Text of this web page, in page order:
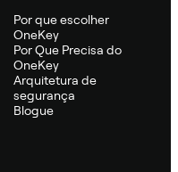
Por que escolher
OneKey
Por Que Precisa do
OneKey
Arquitetura de
segurança
Blogue